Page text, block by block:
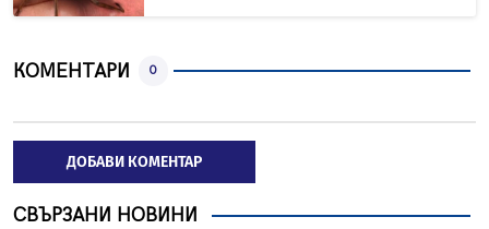
КОМЕНТАРИ 0
ДОБАВИ КОМЕНТАР
СВЪРЗАНИ НОВИНИ